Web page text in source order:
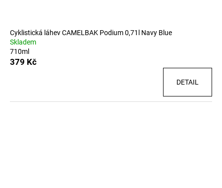
Cyklistická láhev CAMELBAK Podium 0,71l Navy Blue
Skladem
710ml
379 Kč
DETAIL